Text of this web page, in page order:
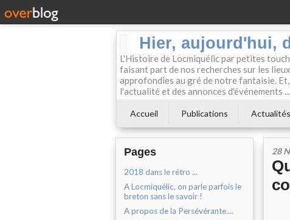
Hier, aujourd'hui,
L'Histoire de Locmiquélic par petites
faisant part de nos recherches sur les
approfondies au gré de notre fantaisie.
l'actualité et des annonces d'événements ...
Accueil Publications Actualités
Pages
2018 dans le rétro ...
A Locmiquélic, on parle parfois le
breton sans le savoir !
A propos de la Persévérante....
28